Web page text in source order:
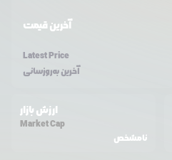
آخرین قیمت
Latest Price
آخرین به‌روزسانی
ارزش بازار
Market Cap
نامشخص